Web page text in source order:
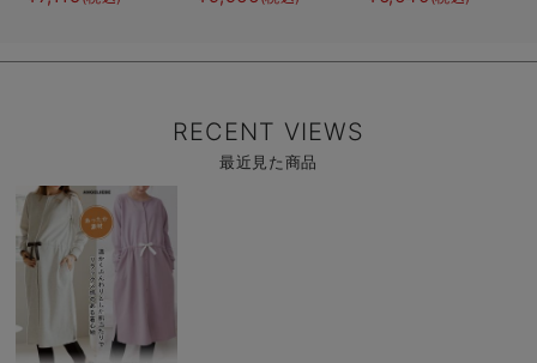
ース＆産後も使える
3WAYワンピース＆
ィ・産後
後使えるレギンスパ
RECENT VIEWS
最近見た商品
商
品
詳
細
を
見